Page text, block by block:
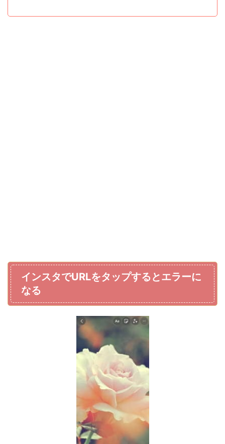
インスタでURLをタップするとエラーに
なる